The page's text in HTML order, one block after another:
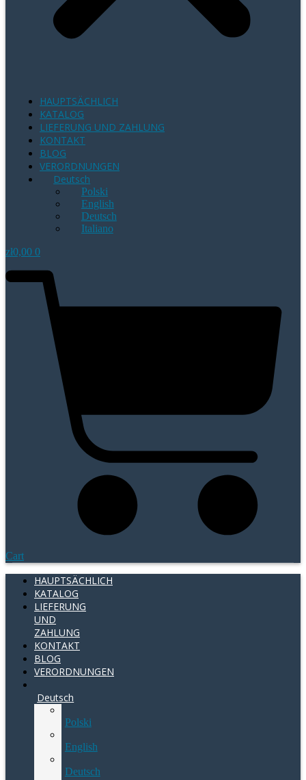
HAUPTSÄCHLICH
KATALOG
LIEFERUNG UND ZAHLUNG
KONTAKT
BLOG
VERORDNUNGEN
Deutsch
Polski
English
Deutsch
Italiano
zł0,00 0
Cart
HAUPTSÄCHLICH
KATALOG
LIEFERUNG
UND
ZAHLUNG
KONTAKT
BLOG
VERORDNUNGEN
Deutsch
Polski
English
Deutsch